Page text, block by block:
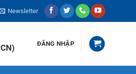
Newsletter
ĐĂNG NHẬP